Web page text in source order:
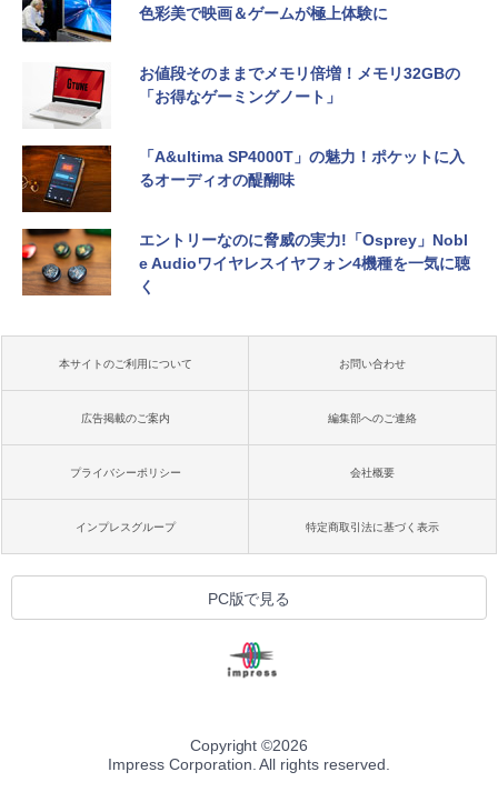
色彩美で映画＆ゲームが極上体験に
お値段そのままでメモリ倍増！メモリ32GBの
「お得なゲーミングノート」
「A&ultima SP4000T」の魅力！ポケットに入
るオーディオの醍醐味
エントリーなのに脅威の実力!「Osprey」Nobl
e Audioワイヤレスイヤフォン4機種を一気に聴
く
本サイトのご利用について お問い合わせ
広告掲載のご案内 編集部へのご連絡
プライバシーポリシー 会社概要
インプレスグループ 特定商取引法に基づく表示
PC版で見る
Copyright ©2026
Impress Corporation. All rights reserved.